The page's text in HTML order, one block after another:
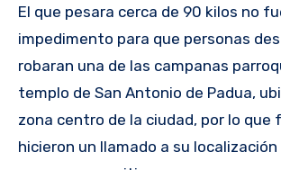
El que pesara cerca de 90 kilos no
impedimento para que personas
robaran una de las campanas
templo de San Antonio de Padua,
zona centro de la ciudad, por lo que
hicieron un llamado a su